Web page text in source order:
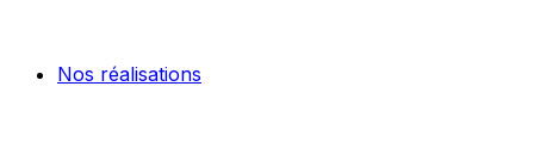
Nos réalisations